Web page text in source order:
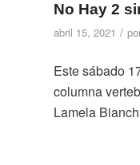
No Hay 2
abril 15, 2021 /
Este sábado
columna
Lamela